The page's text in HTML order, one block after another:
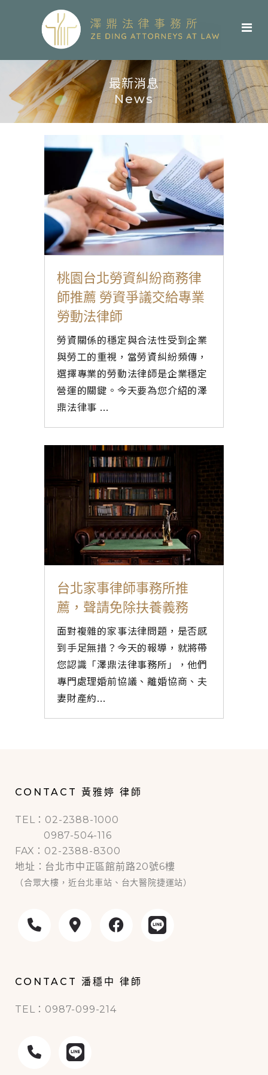
最新消息
News
桃園台北勞資糾紛商務律
師推薦 勞資爭議交給專業
勞動法律師
勞資關係的穩定與合法性受到企業
與勞工的重視，當勞資糾紛頻傳，
選擇專業的勞動法律師是企業穩定
營運的關鍵。今天要為您介紹的澤
鼎法律事 ...
台北家事律師事務所推
薦，聲請免除扶養義務
面對複雜的家事法律問題，是否感
到手足無措？今天的報導，就將帶
您認識「澤鼎法律事務所」，他們
專門處理婚前協議、離婚協商、夫
妻財產約...
CONTACT 黃雅婷 律師
TEL：02-2388-1000
0987-504-116
FAX：02-2388-8300
地址：台北市中正區館前路20號6樓
（合眾大樓，近台北車站、台大醫院捷運站）
CONTACT 潘穩中 律師
TEL：0987-099-214